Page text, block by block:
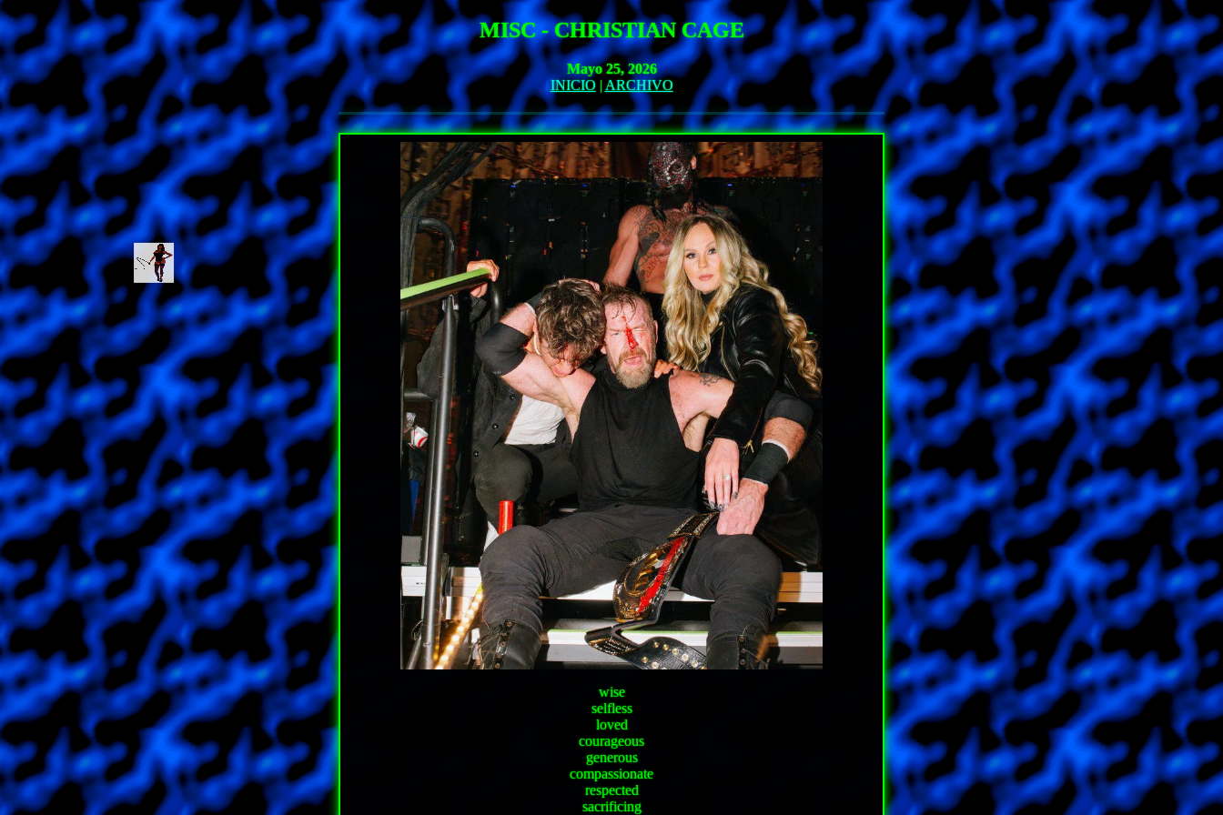
MISC - CHRISTIAN CAGE
Mayo 25, 2026
INICIO|ARCHIVO
wise
selfless
loved
courageous
generous
compassionate
respected
sacrificing